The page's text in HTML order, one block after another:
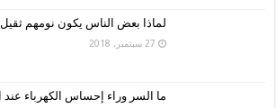
لماذا بعض الناس يكون نومهم
27 سبتمبر، 2018
ما السر وراء إحساس الكهرباء